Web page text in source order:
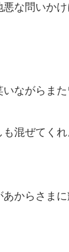
な問いかけ
ながらまた
も混ぜてくれ
からさまに